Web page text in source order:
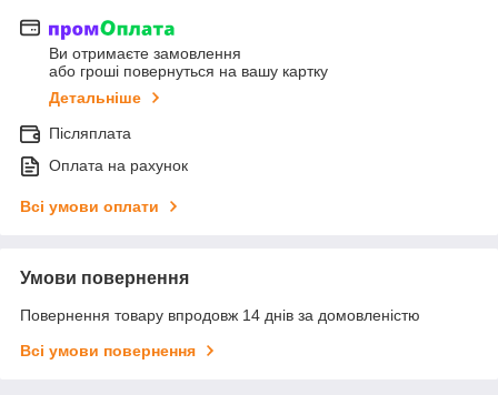
Ви отримаєте замовлення
або гроші повернуться на вашу картку
Детальніше
Післяплата
Оплата на рахунок
Всі умови оплати
Умови повернення
Повернення товару впродовж 14 днів за домовленістю
Всі умови повернення